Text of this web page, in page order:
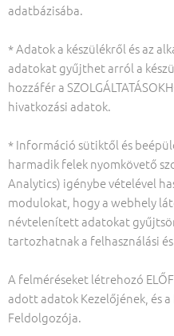
adatbázisába.
* Adatok a készülékről és az
adatokat gyűjthet arról a
hozzáfér a
hivatkozási adatok.
* Információ sütiktől és
harmadik felek nyomkövető
Analytics) igénybe vételével
modulokat, hogy a webhely
névtelenített adatokat
tartozhatnak a felhasználási
A felméréseket létrehozó
adott adatok Kezelőjének, és
Feldolgozója.